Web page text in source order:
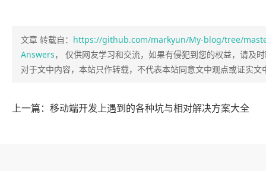
文章 转载自： https://github.com/markyun/My-blog/tree/
Answers， 仅供网友学习和交流，如果有侵犯到您的权益，请及
对于文中内容，本站只作转载，不代表本站同意文中观点或证实文
上一篇：移动端开发上遇到的各种坑与相对解决方案大全